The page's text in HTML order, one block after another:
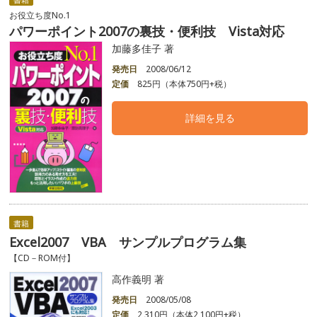
お役立ち度No.1
パワーポイント2007の裏技・便利技 Vista対応
加藤多佳子 著
発売日
2008/06/12
定価
825円（本体750円+税）
詳細を見る
書籍
Excel2007 VBA サンプルプログラム集
【CD－ROM付】
高作義明 著
発売日
2008/05/08